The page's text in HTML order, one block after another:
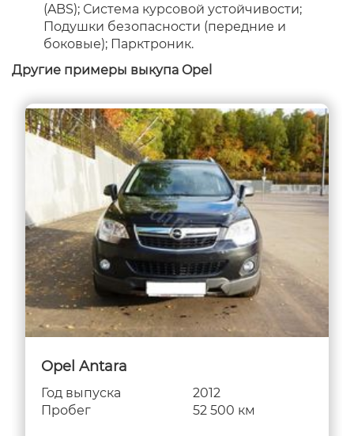
(ABS); Система курсовой устойчивости;
Подушки безопасности (передние и
боковые); Парктроник.
Другие примеры выкупа Opel
Opel Antara
Год выпуска
2012
Пробег
52 500 км